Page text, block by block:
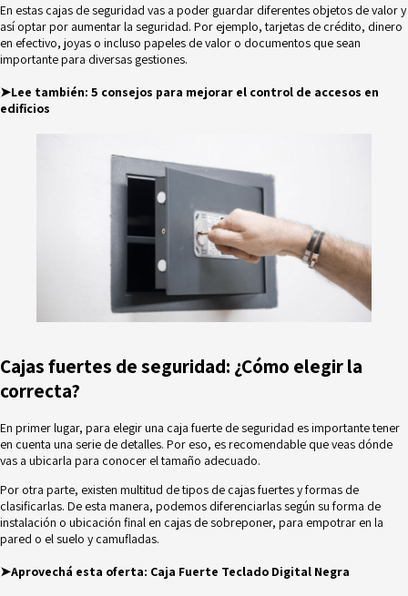
En estas cajas de seguridad vas a poder guardar diferentes objetos de valor y
así optar por aumentar la seguridad. Por ejemplo, tarjetas de crédito, dinero
en efectivo, joyas o incluso papeles de valor o documentos que sean
importante para diversas gestiones.
➤Lee también: 5 consejos para mejorar el control de accesos en
edificios
Cajas fuertes de seguridad: ¿Cómo elegir la
correcta?
En primer lugar, para elegir una caja fuerte de seguridad es importante tener
en cuenta una serie de detalles. Por eso, es recomendable que veas dónde
vas a ubicarla para conocer el tamaño adecuado.
Por otra parte, existen multitud de tipos de cajas fuertes y formas de
clasificarlas. De esta manera, podemos diferenciarlas según su forma de
instalación o ubicación final en cajas de sobreponer, para empotrar en la
pared o el suelo y camufladas.
➤Aprovechá esta oferta: Caja Fuerte Teclado Digital Negra